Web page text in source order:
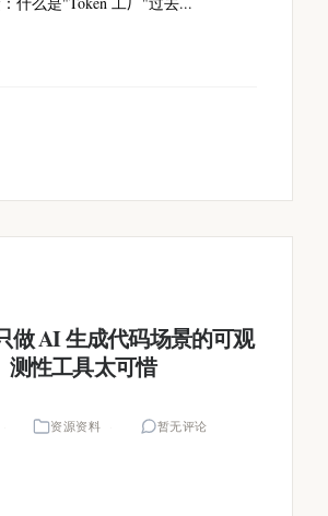
做 AI 生成代码场景的可观
测性工具太可惜
资源资料 暂无评论